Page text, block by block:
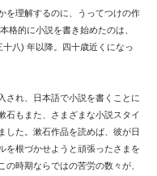
を理解するのに、うってつけの作
格的に小説を書き始めたのは、
十八) 年以降。四十歳近くになっ
され、日本語で小説を書くことに
石もまた、さまざまな小説スタイ
した。漱石作品を読めば、彼が日
を根づかせようと頑張ったさまを
時期ならではの苦労の数々が、